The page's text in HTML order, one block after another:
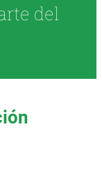
del